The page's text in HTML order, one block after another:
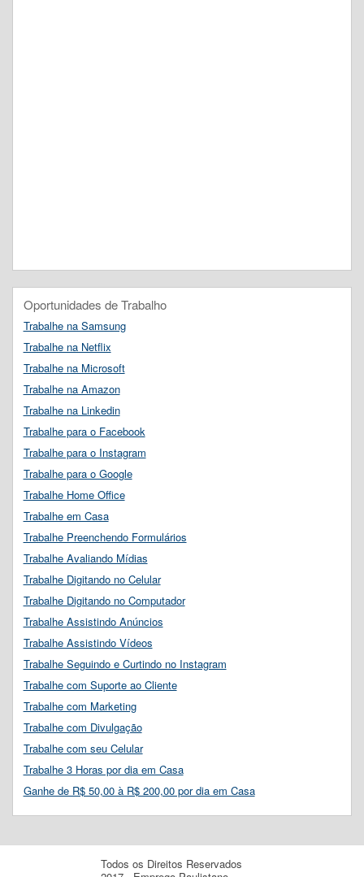
Oportunidades de Trabalho
Trabalhe na Samsung
Trabalhe na Netflix
Trabalhe na Microsoft
Trabalhe na Amazon
Trabalhe na Linkedin
Trabalhe para o Facebook
Trabalhe para o Instagram
Trabalhe para o Google
Trabalhe Home Office
Trabalhe em Casa
Trabalhe Preenchendo Formulários
Trabalhe Avaliando Mídias
Trabalhe Digitando no Celular
Trabalhe Digitando no Computador
Trabalhe Assistindo Anúncios
Trabalhe Assistindo Vídeos
Trabalhe Seguindo e Curtindo no Instagram
Trabalhe com Suporte ao Cliente
Trabalhe com Marketing
Trabalhe com Divulgação
Trabalhe com seu Celular
Trabalhe 3 Horas por dia em Casa
Ganhe de R$ 50,00 à R$ 200,00 por dia em Casa
Todos os Direitos Reservados